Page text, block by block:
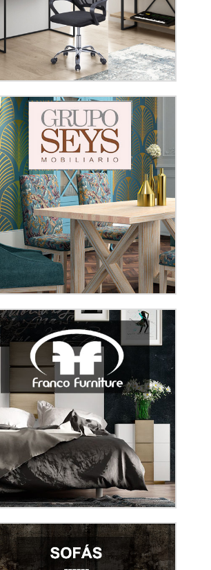
15 Oceano 16 Jade
17 Turquesa 18 Esmeralda
Otro color